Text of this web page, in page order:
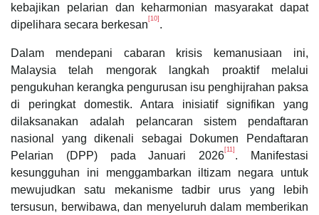
kebajikan pelarian dan keharmonian masyarakat dapat
dipelihara secara berkesan [10] .
Dalam mendepani cabaran krisis kemanusiaan ini,
Malaysia telah mengorak langkah proaktif melalui
pengukuhan kerangka pengurusan isu penghijrahan paksa
di peringkat domestik. Antara inisiatif signifikan yang
dilaksanakan adalah pelancaran sistem pendaftaran
nasional yang dikenali sebagai Dokumen Pendaftaran
Pelarian (DPP) pada Januari 2026[11] . Manifestasi
kesungguhan ini menggambarkan iltizam negara untuk
mewujudkan satu mekanisme tadbir urus yang lebih
tersusun, berwibawa, dan menyeluruh dalam memberikan